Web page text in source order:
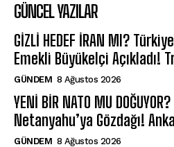
GÜNCEL YAZILAR
GİZLİ HEDEF İRAN MI?
Emekli Büyükelçi Açıkladı!
GÜNDEM 8 Ağustos 2026
YENİ BİR NATO MU
Netanyahu’ya Gözdağı!
GÜNDEM 8 Ağustos 2026